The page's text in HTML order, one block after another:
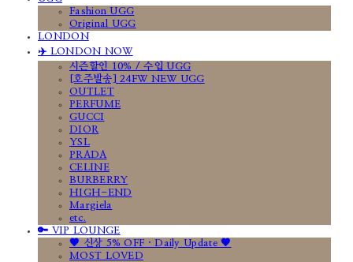
Fashion UGG
Original UGG
LONDON
✈️ LONDON NOW
시즌할인 10% / 수입 UGG
[호주발송] 24FW NEW UGG
OUTLET
PERFUME
GUCCI
DIOR
YSL
PRADA
CELINE
BURBERRY
HIGH-END
Margiela
etc.
🔑 VIP LOUNGE
🤎 신상 5% OFF · Daily Update 🤎
MOST LOVED